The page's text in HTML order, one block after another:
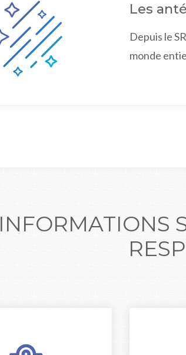
Les
Depuis le
monde
INFORMATIONS